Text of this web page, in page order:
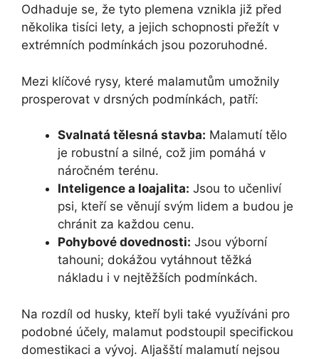
Odhaduje se, že tyto plemena vznikla již před
několika tisíci lety, a jejich schopnosti přežít v
extrémních podmínkách jsou pozoruhodné.
Mezi klíčové rysy, které malamutům umožnily
prosperovat v drsných podmínkách, patří:
Svalnatá tělesná stavba: Malamutí tělo
je robustní a silné, což jim pomáhá v
náročném terénu.
Inteligence a loajalita: Jsou to učenliví
psi, kteří se věnují svým lidem a budou je
chránit za každou cenu.
Pohybové dovednosti: Jsou výborní
tahouni; dokážou vytáhnout těžká
nákladu i v nejtěžších podmínkách.
Na rozdíl od husky, kteří byli také využíváni pro
podobné účely, malamut podstoupil specifickou
domestikaci a vývoj. Aljašští malamutí nejsou